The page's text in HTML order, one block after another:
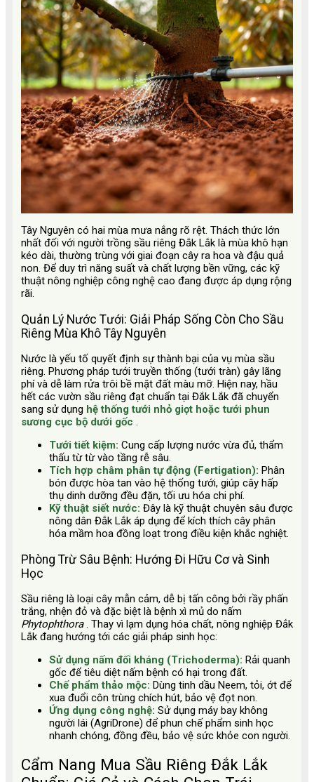
Tây Nguyên có hai mùa mưa nắng rõ rệt. Thách thức lớn
nhất đối với người trồng sầu riêng Đắk Lắk là mùa khô hạn
kéo dài, thường trùng với giai đoạn cây ra hoa và đậu quả
non. Để duy trì năng suất và chất lượng bền vững, các kỹ
thuật nông nghiệp công nghệ cao đang được áp dụng rộng
rãi.
Quản Lý Nước Tưới: Giải Pháp Sống Còn Cho Sầu
Riêng Mùa Khô Tây Nguyên
Nước là yếu tố quyết định sự thành bại của vụ mùa sầu
riêng. Phương pháp tưới truyền thống (tưới tràn) gây lãng
phí và dễ làm rửa trôi bề mặt đất màu mỡ. Hiện nay, hầu
hết các vườn sầu riêng đạt chuẩn tại Đắk Lắk đã chuyển
sang sử dụng hệ thống tưới nhỏ giọt hoặc tưới phun
sương cục bộ dưới gốc .
Tưới tiết kiệm: Cung cấp lượng nước vừa đủ, thẩm
thấu từ từ vào tầng rễ sâu.
Tích hợp châm phân tự động (Fertigation): Phân
bón được hòa tan vào hệ thống tưới, giúp cây hấp
thụ dinh dưỡng đều đặn, tối ưu hóa chi phí.
Kỹ thuật siết nước: Đây là kỹ thuật chuyên sâu được
nông dân Đắk Lắk áp dụng để kích thích cây phân
hóa mầm hoa đồng loạt trong điều kiện khắc nghiệt.
Phòng Trừ Sâu Bệnh: Hướng Đi Hữu Cơ và Sinh
Học
Sầu riêng là loại cây mẫn cảm, dễ bị tấn công bởi rầy phấn
trắng, nhện đỏ và đặc biệt là bệnh xì mủ do nấm
Phytophthora. Thay vì lạm dụng hóa chất, nông nghiệp Đắk
Lắk đang hướng tới các giải pháp sinh học:
Sử dụng nấm đối kháng (Trichoderma): Rải quanh
gốc để tiêu diệt nấm bệnh có hại trong đất.
Chế phẩm thảo mộc: Dùng tinh dầu Neem, tỏi, ớt để
xua đuổi côn trùng chích hút, bảo vệ đọt non.
Ứng dụng công nghệ: Sử dụng máy bay không
người lái (AgriDrone) để phun chế phẩm sinh học
nhanh chóng, đồng đều, bảo vệ sức khỏe con người.
Cẩm Nang Mua Sầu Riêng Đắk Lắk